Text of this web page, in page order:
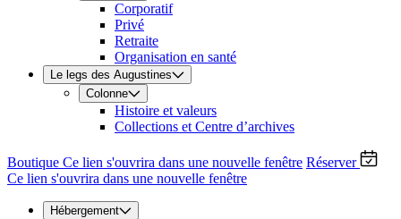
Corporatif
Privé
Retraite
Organisation en santé
Le legs des Augustines
Colonne
Histoire et valeurs
Collections et Centre d’archives
Boutique Ce lien s'ouvrira dans une nouvelle fenêtre Réserver
Ce lien s'ouvrira dans une nouvelle fenêtre
Hébergement